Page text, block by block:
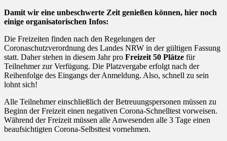
Damit wir eine unbeschwerte Zeit genießen können, hier noch
einige organisatorischen Infos:
Die Freizeiten finden nach den Regelungen der
Coronaschutzverordnung des Landes NRW in der gültigen Fassung
statt. Daher stehen in diesem Jahr pro Freizeit 50 Plätze für
Teilnehmer zur Verfügung. Die Platzvergabe erfolgt nach der
Reihenfolge des Eingangs der Anmeldung. Also, schnell zu sein
lohnt sich!
Alle Teilnehmer einschließlich der Betreuungspersonen müssen zu
Beginn der Freizeit einen negativen Corona-Schnelltest vorweisen.
Während der Freizeit müssen alle Anwesenden alle 3 Tage einen
beaufsichtigten Corona-Selbsttest vornehmen.